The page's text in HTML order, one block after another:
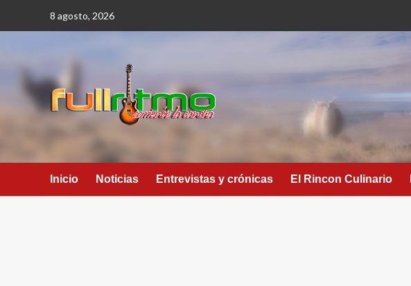
8 agosto, 2026
Inicio Noticias Entrevistas y crónicas El Rincon Culinario